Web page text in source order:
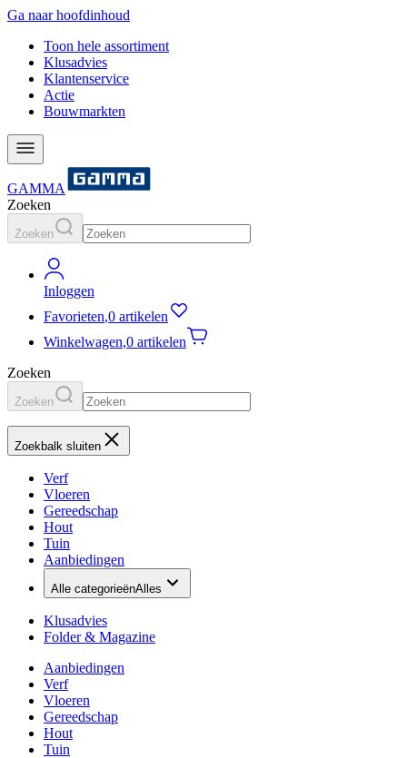
Ga naar hoofdinhoud
Toon hele assortiment
Klusadvies
Klantenservice
Actie
Bouwmarkten
GAMMA
Zoeken
Zoeken
Inloggen
Favorieten,0 artikelen
Winkelwagen,0 artikelen
Zoeken
Zoeken
Zoekbalk sluiten
Verf
Vloeren
Gereedschap
Hout
Tuin
Aanbiedingen
Alle categorieënAlles
Klusadvies
Folder & Magazine
Aanbiedingen
Verf
Vloeren
Gereedschap
Hout
Tuin